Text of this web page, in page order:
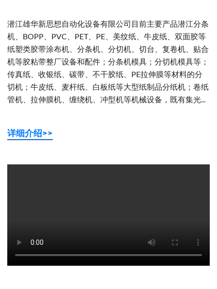
潜江雄华新思想自动化设备有限公司目前主要产品潜江分条
机、BOPP、PVC、PET、PE、美纹纸、牛皮纸、双面胶等
纸塑类胶带涂布机、分条机、分切机、切台、复卷机、贴合
机等胶粘带整厂设备和配件；分条机模具；分切机模具等；
传真纸、收银纸、碳带、不干胶纸、PE拉伸膜等材料的分
切机；牛皮纸、麦杆纸、白板纸等大型纸制品分纸机；卷纸
管机、拉伸膜机、缠绕机、冲型机等机械设备，既有集光...
详细介绍>>